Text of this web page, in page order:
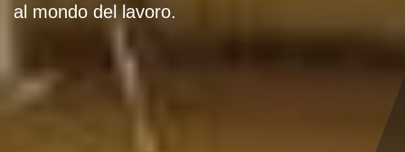
al mondo del lavoro.